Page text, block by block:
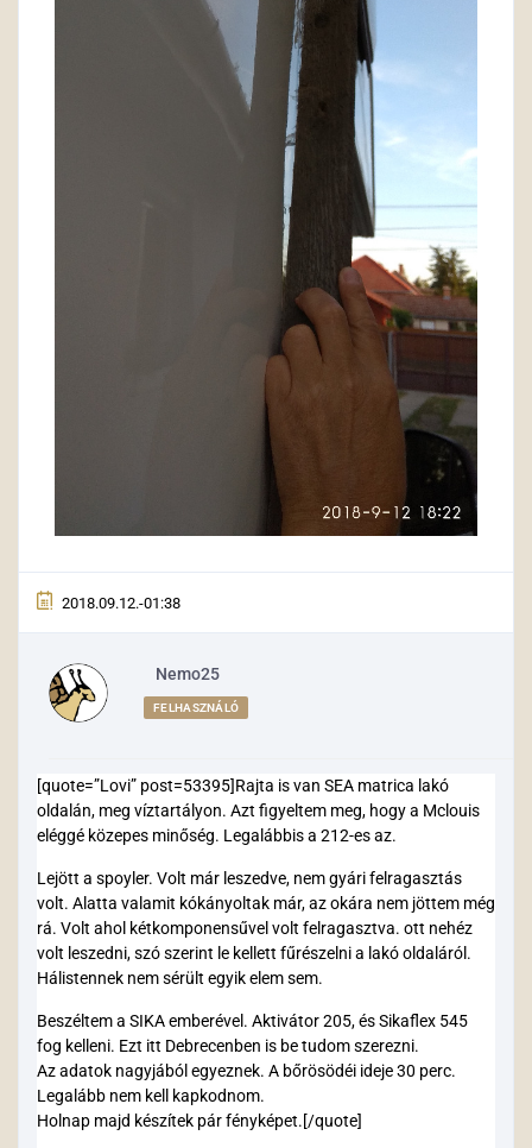
2018.09.12.-01:38
Nemo25
FELHASZNÁLÓ
[quote=”Lovi” post=53395]Rajta is van SEA matrica lakó
oldalán, meg víztartályon. Azt figyeltem meg, hogy a Mclouis
eléggé közepes minőség. Legalábbis a 212-es az.
Lejött a spoyler. Volt már leszedve, nem gyári felragasztás
volt. Alatta valamit kókányoltak már, az okára nem jöttem még
rá. Volt ahol kétkomponensűvel volt felragasztva. ott nehéz
volt leszedni, szó szerint le kellett fűrészelni a lakó oldaláról.
Hálistennek nem sérült egyik elem sem.
Beszéltem a SIKA emberével. Aktivátor 205, és Sikaflex 545
fog kelleni. Ezt itt Debrecenben is be tudom szerezni.
Az adatok nagyjából egyeznek. A bőrösödéi ideje 30 perc.
Legalább nem kell kapkodnom.
Holnap majd készítek pár fényképet.[/quote]